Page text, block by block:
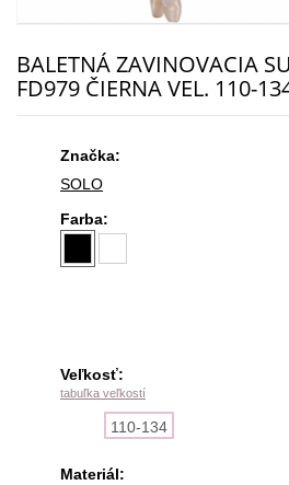
BALETNÁ ZAVINOVACIA
FD979 ČIERNA VEL. 110-
Značka:
SOLO
Farba:
Veľkosť:
tabuľka veľkostí
110-134
Materiál: